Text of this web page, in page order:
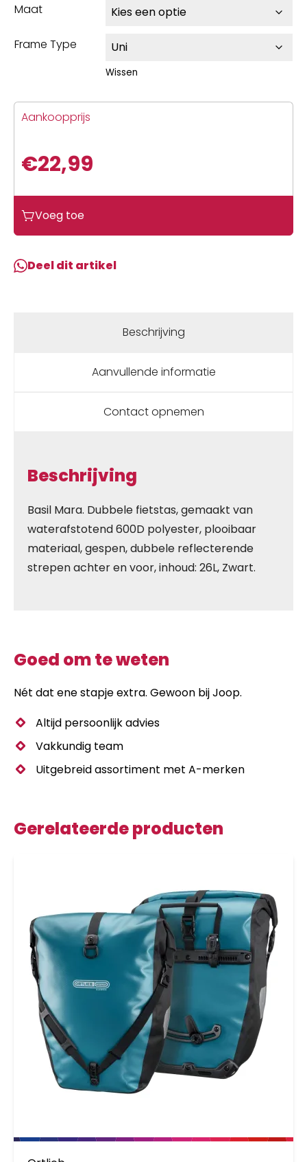
Maat
Frame Type
Wissen
Aankoopprijs
€22,99
fietstas
dubbel
Zwart
Voeg toe
Deel dit artikel
Beschrijving
Aanvullende informatie
Contact opnemen
Beschrijving
Basil Mara. Dubbele fietstas, gemaakt van
waterafstotend 600D polyester, plooibaar
materiaal, gespen, dubbele reflecterende
strepen achter en voor, inhoud: 26L, Zwart.
Goed om te weten
Nét dat ene stapje extra. Gewoon bij Joop.
Altijd persoonlijk advies
Vakkundig team
Uitgebreid assortiment met A-merken
Gerelateerde producten